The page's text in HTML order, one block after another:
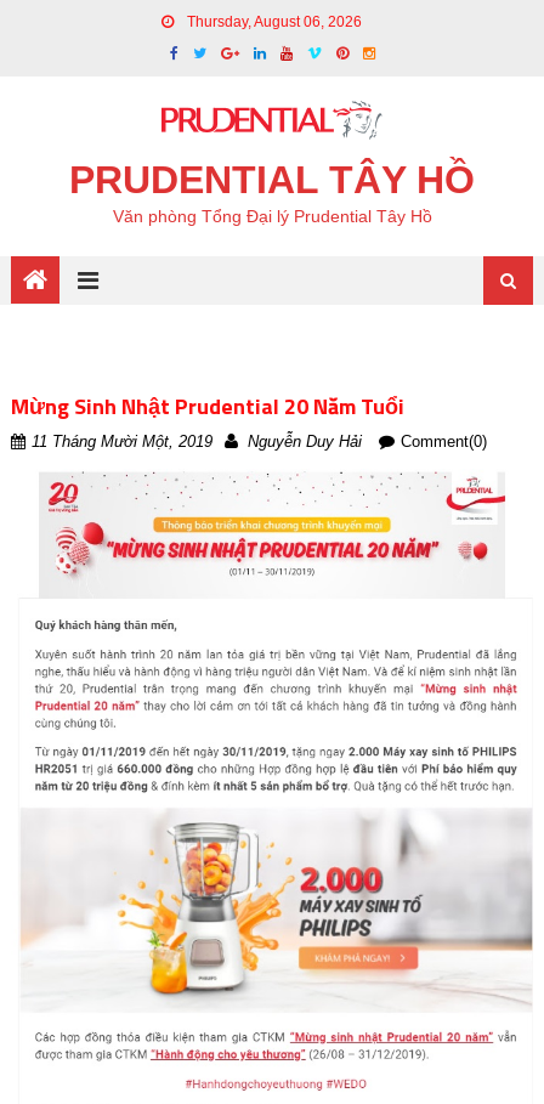
Thursday, August 06, 2026
PRUDENTIAL TÂY HỒ
Văn phòng Tổng Đại lý Prudential Tây Hồ
Mừng Sinh Nhật Prudential 20 Năm Tuổi
11 Tháng Mười Một, 2019 Nguyễn Duy Hải Comment(0)